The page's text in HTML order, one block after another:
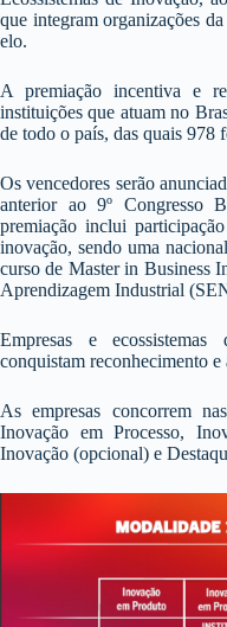
que integram organizações
elo.
A premiação incentiva e
instituições que atuam no
de todo o país, das quais 978
Os vencedores serão
anterior ao 9º Congresso
premiação inclui
inovação, sendo uma
curso de Master in Business
Aprendizagem Industrial
Empresas e
conquistam reconhecimento
As empresas concorrem
Inovação em Processo,
Inovação (opcional) e